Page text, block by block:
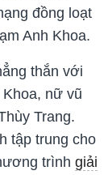
đồng loạt
Anh Khoa.
thắn với
nữ vũ
Trang.
tập trung cho
trình giải